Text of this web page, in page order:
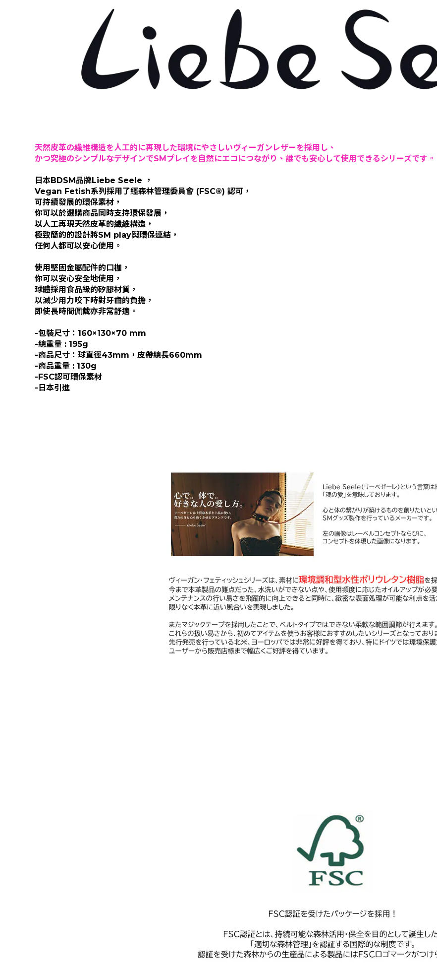
天然皮革の繊維構造を人工的に再現した環境にやさしいヴィーガンレザーを採用し、
かつ究極のシンプルなデザインでSMプレイを自然にエコにつながり、誰でも安心して使用できるシリーズです。
日本BDSM品牌Liebe Seele ，
Vegan Fetish系列採用了經森林管理委員會 (FSC®) 認可，
可持續發展的環保素材，
你可以於選購商品同時支持環保發展 ，
以人工再現天然皮革的繊維構造，
極致簡約的設計將SM play與環保連結，
任何人都可以安心使用。
使用堅固金屬配件的口枷，
你可以安心安全地使用，
球體採用食品級的矽膠材質，
以減少用力咬下時對牙齒的負擔，
即使長時間佩戴亦非常舒適。
-包裝尺寸：160×130×70 mm
-總重量 : 195g
-商品尺寸：球直徑43mm，皮帶總長660mm
-商品重量 : 130g
-FSC認可環保素材
-日本引進